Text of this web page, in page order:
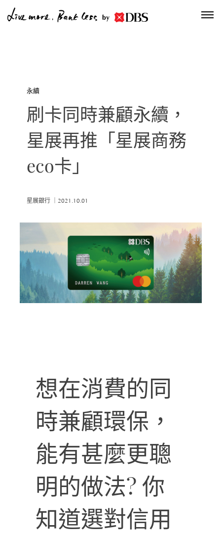
by
永續
刷卡同時兼顧永續，
星展再推「星展商務
eco卡」
星展銀行 ｜2021.10.01
想在消費的同
時兼顧環保，
能有甚麼更聰
明的做法? 你
知道選對信用